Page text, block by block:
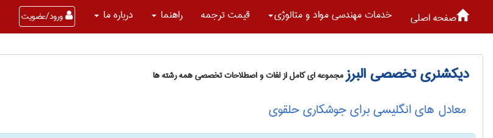
صفحه اصلی خدمات مهندسی مواد و متالوژی قیمت ترجمه راهنما درباره ما ورود/عضویت
دیکشنری تخصصی البرزمجموعه ای کامل از لغات و اصطلاحات تخصصی همه رشته ها
معادل های انگلیسی برای جوشکاری حلقوی